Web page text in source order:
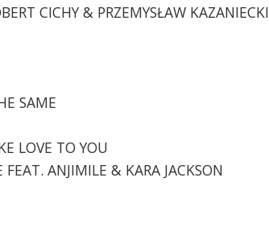
CICHY & PRZEMYSŁAW KAZANIECKI
SAME
LOVE TO YOU
ANJIMILE & KARA JACKSON